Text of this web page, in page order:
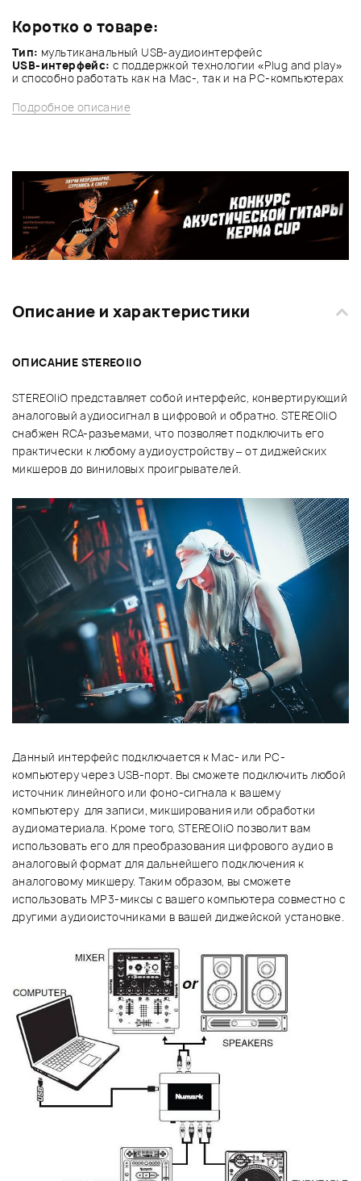
Коротко о товаре:
Тип: мультиканальный USB-аудиоинтерфейс
USB-интерфейс: с поддержкой технологии «Plug and play»
и способно работать как на Mac-, так и на PC-компьютерах
Подробное описание
Описание и характеристики
ОПИСАНИЕ STEREO|IO
STEREO|iO представляет собой интерфейс, конвертирующий
аналоговый аудиосигнал в цифровой и обратно. STEREO|iO
снабжен RCA-разъемами, что позволяет подключить его
практически к любому аудиоустройству – от диджейских
микшеров до виниловых проигрывателей.
Данный интерфейс подключается к Mac- или PC-
компьютеру через USB-порт. Вы сможете подключить любой
источник линейного или фоно-сигнала к вашему
компьютеру для записи, микширования или обработки
аудиоматериала. Кроме того, STEREO|iO позволит вам
использовать его для преобразования цифрового аудио в
аналоговый формат для дальнейшего подключения к
аналоговому микшеру. Таким образом, вы сможете
использовать MP3-миксы с вашего компьютера совместно с
другими аудиоисточниками в вашей диджейской установке.